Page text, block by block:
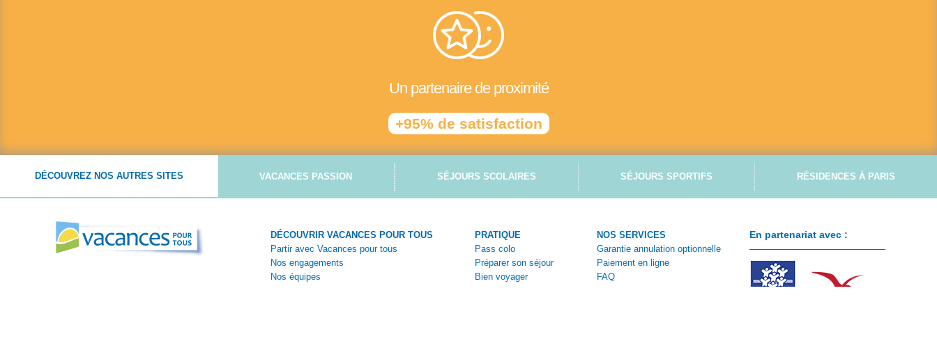
Un partenaire de proximité
+95% de satisfaction
DÉCOUVREZ NOS AUTRES SITES VACANCES PASSION SÉJOURS SCOLAIRES SÉJOURS SPORTIFS RÉSIDENCES À PARIS
DÉCOUVRIR VACANCES POUR TOUS
Partir avec Vacances pour tous
Nos engagements
Nos équipes
PRATIQUE
Pass colo
Préparer son séjour
Bien voyager
NOS SERVICES
Garantie annulation optionnelle
Paiement en ligne
FAQ
En partenariat avec :